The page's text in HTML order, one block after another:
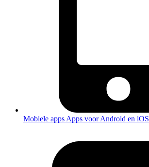
Mobiele apps Apps voor Android en iOS